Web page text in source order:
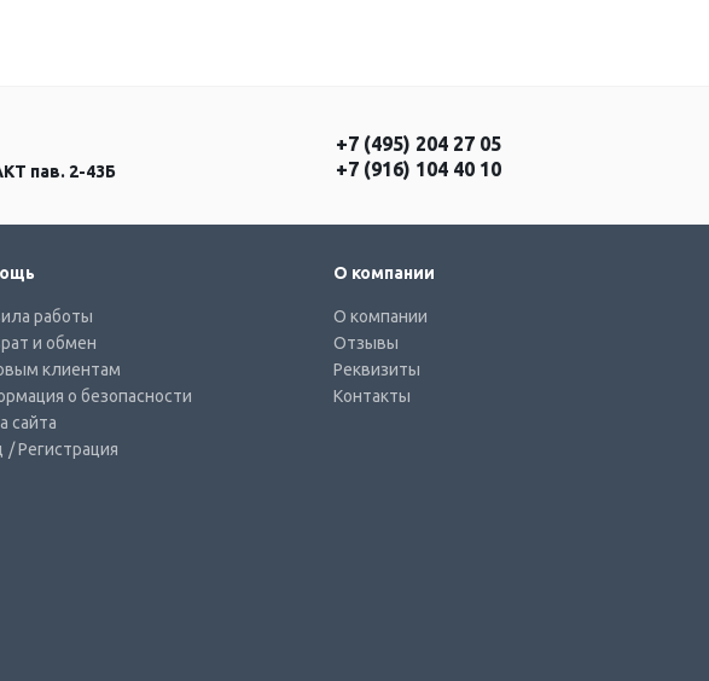
пав. 2-43Б
+7 (495) 204 27 05
+7 (916) 104 40 10
работы
и обмен
клиентам
о безопасности
сайта
/ Регистрация
О компании
О компании
Отзывы
Реквизиты
Контакты